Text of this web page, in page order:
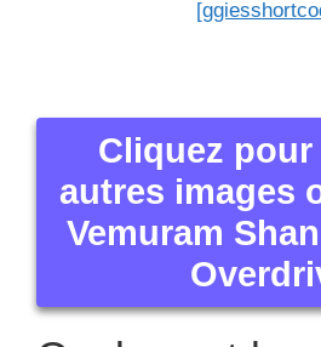
Cliquez
autres images
Vemuram